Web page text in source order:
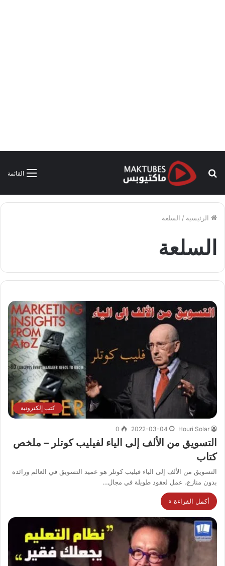
القائمة
بحث
الرئيسية / السلعة
السلعة
كتب إلكترونية
Houri Solar
2022-03-04
0
التسويق من الألف إلى الياء لفيليب كوتلر – ملخص
كتاب
التسويق من الألف إلى الياء فيليب كوتلر هو عميد التسويق في العالم ورائده
بدون منازع، عمل لعقود طويلة في مجال…
أكمل القراءة »